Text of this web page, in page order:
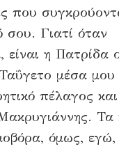
που
Γιατί όταν
είναι η Πατρίδα
μέσα μου
πέλαγος και
Τα
όμως,